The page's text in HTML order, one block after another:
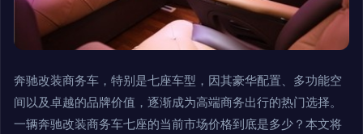
奔驰改装商务车，特别是七座车型，因其豪华配置、多功能空
间以及卓越的品牌价值，逐渐成为高端商务出行的热门选择。
一辆奔驰改装商务车七座的当前市场价格到底是多少？本文将